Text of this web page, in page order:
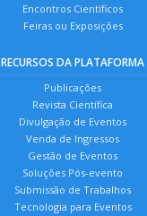
Encontros Científicos
Feiras ou Exposições
RECURSOS DA PLATAFORMA
Publicações
Revista Científica
Divulgação de Eventos
Venda de Ingressos
Gestão de Eventos
Soluções Pós-evento
Submissão de Trabalhos
Tecnologia para Eventos